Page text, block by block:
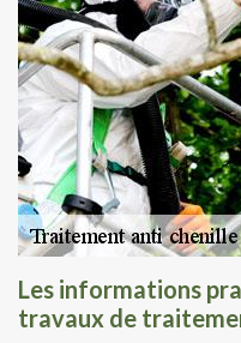
Les informations
travaux de